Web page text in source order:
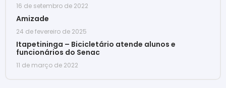
16 de setembro de 2022
Amizade
24 de fevereiro de 2025
Itapetininga – Bicicletário atende alunos e
funcionários do Senac
11 de março de 2022